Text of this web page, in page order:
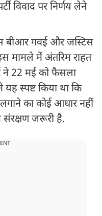
विवाद पर निर्णय लेने
बीआर गवई और जस्टिस
मामले में अंतरिम राहत
ने 22 मई को फैसला
यह स्पष्ट किया था कि
लगाने का कोई आधार नहीं
जरूरी है.